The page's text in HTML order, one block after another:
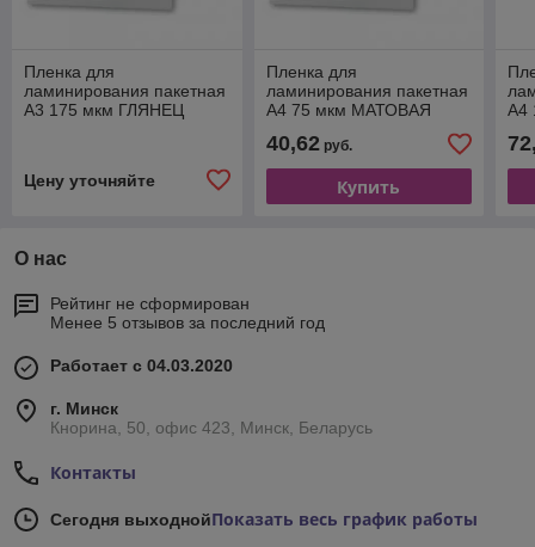
Пленка для
ламинирования пакетная
А3 175 мкм ГЛЯНЕЦ
Цену уточняйте
Пленка для
ламинирования пакетная
А4 75 мкм МАТОВАЯ
40,62руб.
Купить
А4
О нас
Рейтинг не сформирован
Менее 5 отзывов за последний год
Работает с 04.03.2020
г. Минск
Кнорина, 50, офис 423, Минск, Беларусь
Контакты
Сегодня выходнойПоказать весь график работы